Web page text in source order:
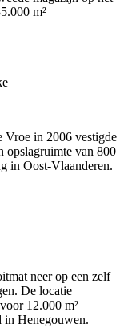
m²
Vroe in 2006 vestigde
opslagruimte van 800
in Oost-Vlaanderen.
neer op een zelf
De locatie
12.000 m²
in Henegouwen.